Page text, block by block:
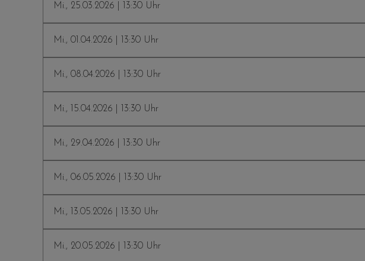
Mi., 25.03.2026 | 13:30 Uhr
Mi., 01.04.2026 | 13:30 Uhr
Mi., 08.04.2026 | 13:30 Uhr
Mi., 15.04.2026 | 13:30 Uhr
Mi., 29.04.2026 | 13:30 Uhr
Mi., 06.05.2026 | 13:30 Uhr
Mi., 13.05.2026 | 13:30 Uhr
Mi., 20.05.2026 | 13:30 Uhr